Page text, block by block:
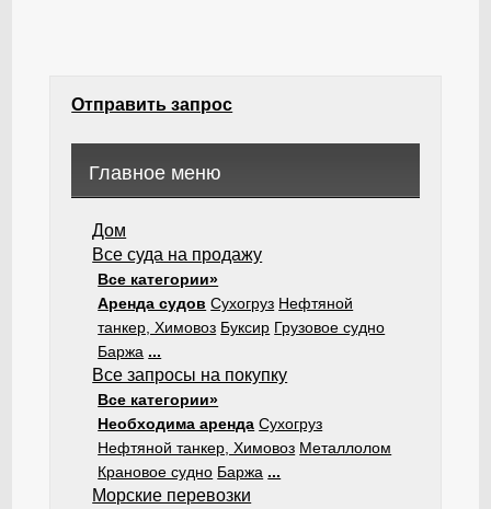
Отправить запрос
Главное меню
Дом
Все суда на продажу
Все категории»
Аренда судов Сухогруз Нефтяной
танкер, Химовоз Буксир Грузовое судно
Баржа ...
Все запросы на покупку
Все категории»
Необходима аренда Сухогруз
Нефтяной танкер, Химовоз Металлолом
Крановое судно Баржа ...
Морские перевозки